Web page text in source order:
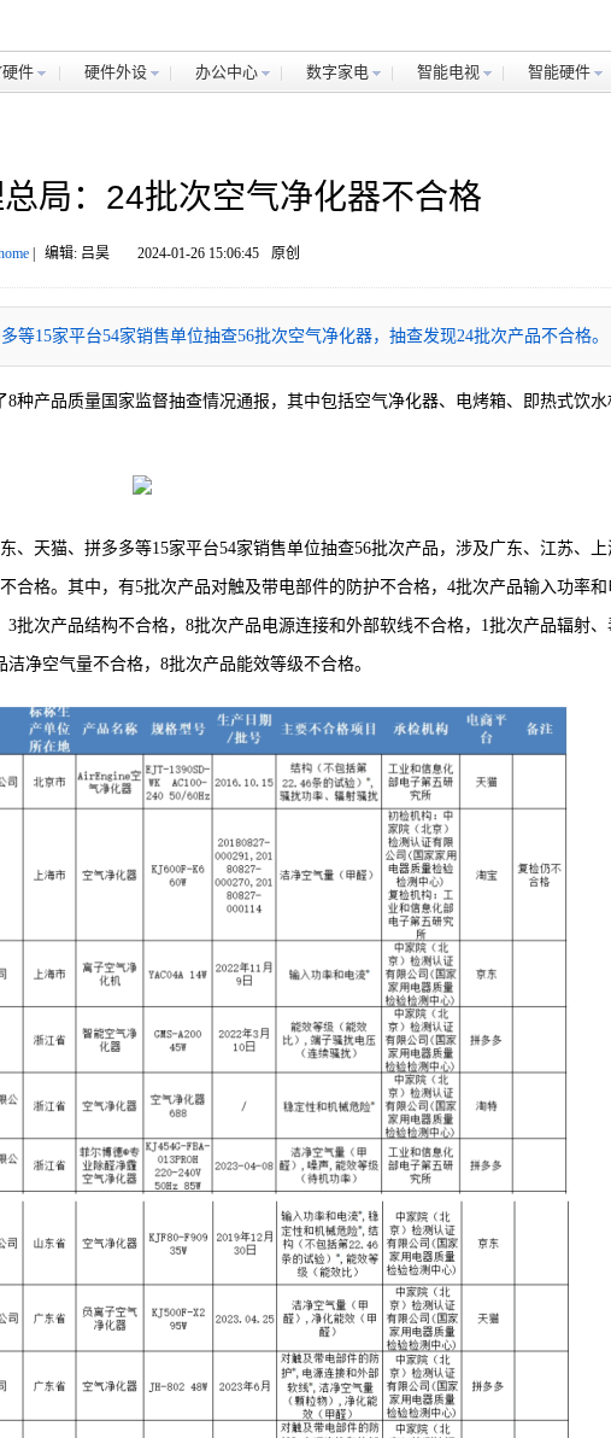
件 硬件外设 办公中心 数字家电 智能电视 智能硬件
局：24批次空气净化器不合格
| 编辑: 吕昊 2024-01-26 15:06:45 原创
等15家平台54家销售单位抽查56批次空气净化器，抽查发现24批次产品不合格。
8种产品质量国家监督抽查情况通报，其中包括空气净化器、电烤箱、即热式饮水
、天猫、拼多多等15家平台54家销售单位抽查56批次产品，涉及广东、江苏、上
合格。其中，有5批次产品对触及带电部件的防护不合格，4批次产品输入功率和
批次产品结构不合格，8批次产品电源连接和外部软线不合格，1批次产品辐射、
净空气量不合格，8批次产品能效等级不合格。